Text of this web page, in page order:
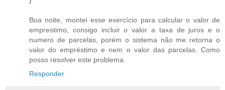
Boa noite, montei esse exercício para calcular o valor de
emprestimo, consigo incluir o valor a taxa de juros e o
numero de parcelas, porém o sistema não me retorna o
valor do empréstimo e nem o valor das parcelas. Como
posso resolver este problema.
Responder